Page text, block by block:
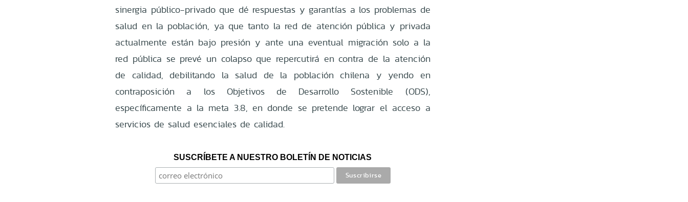
sinergia público-privado que dé respuestas y garantías a los problemas de
salud en la población, ya que tanto la red de atención pública y privada
actualmente están bajo presión y ante una eventual migración solo a la
red pública se prevé un colapso que repercutirá en contra de la atención
de calidad, debilitando la salud de la población chilena y yendo en
contraposición a los Objetivos de Desarrollo Sostenible (ODS),
específicamente a la meta 3.8, en donde se pretende lograr el acceso a
servicios de salud esenciales de calidad.
SUSCRÍBETE A NUESTRO BOLETÍN DE NOTICIAS